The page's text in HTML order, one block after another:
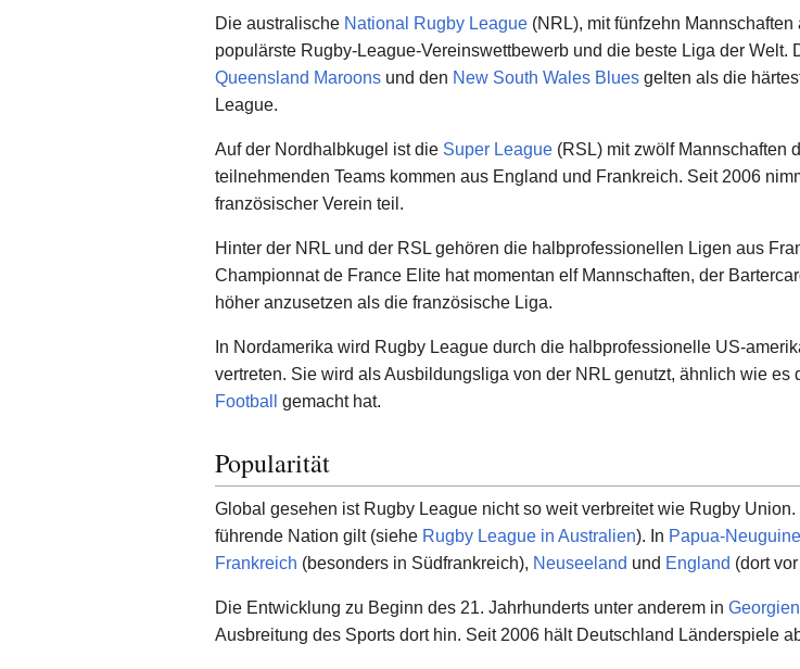
Die australische National Rugby League (NRL), mit fünfzehn
populärste Rugby-League-Vereinswettbewerb und die beste Liga der Welt.
Queensland Maroons und den New South Wales Blues gelten als die
League.
Auf der Nordhalbkugel ist die Super League (RSL) mit zwölf Mannschaften
teilnehmenden Teams kommen aus England und Frankreich. Seit 2006
französischer Verein teil.
Hinter der NRL und der RSL gehören die halbprofessionellen Ligen aus
Championnat de France Elite hat momentan elf Mannschaften, der
höher anzusetzen als die französische Liga.
In Nordamerika wird Rugby League durch die halbprofessionelle US-
vertreten. Sie wird als Ausbildungsliga von der NRL genutzt, ähnlich wie es
Football
gemacht hat.
Popularität
Global gesehen ist Rugby League nicht so weit verbreitet wie Rugby
führende Nation gilt (siehe Rugby League in Australien). In Papua-
Frankreich (besonders in Südfrankreich), Neuseeland und England (dort
Die Entwicklung zu Beginn des 21. Jahrhunderts unter anderem in Georgien
Ausbreitung des Sports dort hin. Seit 2006 hält Deutschland Länderspiele